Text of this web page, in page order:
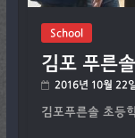
School
김포 푸른
2016년 10월 22
김포푸른솔 초등